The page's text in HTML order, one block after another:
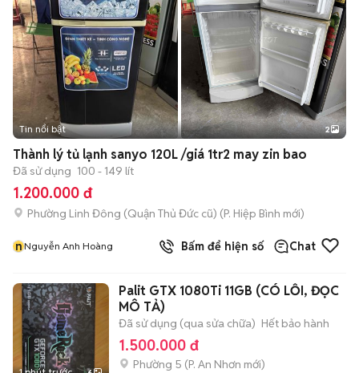
Tin nổi bật 2
Thành lý tủ lạnh sanyo 120L /giá 1tr2 may zin bao
Đã sử dụng 100 - 149 lít
1.200.000 đ
Phường Linh Đông (Quận Thủ Đức cũ) (P. Hiệp Bình mới)
nNguyễn Anh Hoàng Bấm để hiện số Chat
Palit GTX 1080Ti 11GB (CÓ LỖI, ĐỌC
MÔ TẢ)
Đã sử dụng (qua sửa chữa) Hết bảo hành
1.500.000 đ
Phường 5 (P. An Nhơn mới)